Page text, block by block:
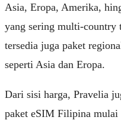
Asia, Eropa, Amerika,
yang sering multi-country
tersedia juga paket
seperti Asia dan Eropa.
Dari sisi harga, Pravelia
paket eSIM Filipina